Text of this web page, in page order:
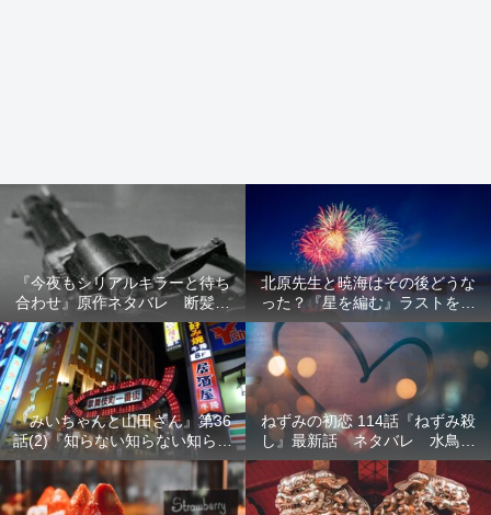
『今夜もシリアルキラーと待ち
合わせ』原作ネタバレ 断髪オ
ブジェ殺人事件 犯人の正体や
結末を解説
北原先生と暁海はその後どうな
った？『星を編む』ラストをネ
タバレ解説
『みいちゃんと山田さん』第36
話(2)『知らない知らない知らな
い』最新話 ネタバレ 犯人確
定 次回最終回
ねずみの初恋 114話『ねずみ殺
し』最新話 ネタバレ 水鳥死
亡 鯆を殺すか